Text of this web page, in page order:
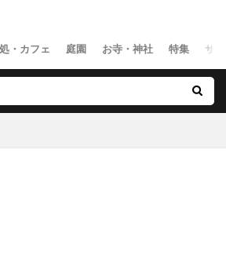
・カフェ 庭園 お寺・神社 特集 サ